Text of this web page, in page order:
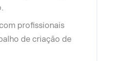
profissionais
de criação de